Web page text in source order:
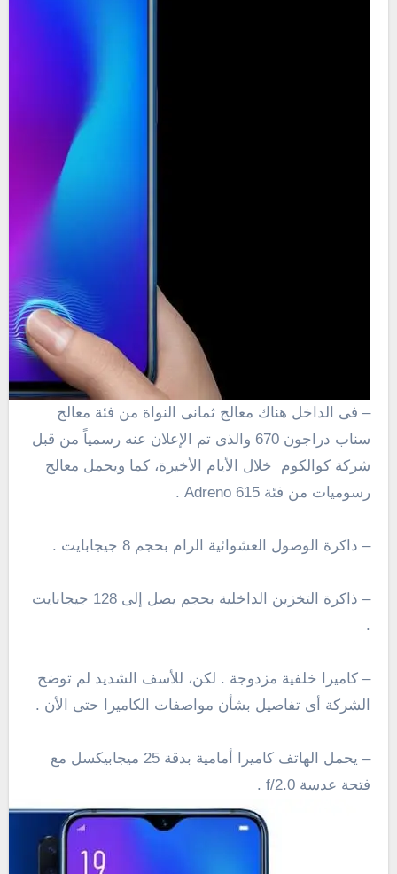
– فى الداخل هناك معالج ثمانى النواة من فئة معالج
سناب دراجون 670 والذى تم الإعلان عنه رسمياً من قبل
شركة كوالكوم خلال الأيام الأخيرة، كما ويحمل معالج
رسوميات من فئة Adreno 615 .
– ذاكرة الوصول العشوائية الرام بحجم 8 جيجابايت .
– ذاكرة التخزين الداخلية بحجم يصل إلى 128 جيجابايت
.
– كاميرا خلفية مزدوجة . لكن، للأسف الشديد لم توضح
الشركة أى تفاصيل بشأن مواصفات الكاميرا حتى الأن .
– يحمل الهاتف كاميرا أمامية بدقة 25 ميجابيكسل مع
فتحة عدسة f/2.0 .